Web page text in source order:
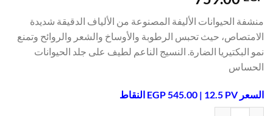
منشفة الحيوانات الأليفة المصنوعة من الألياف الدقيقة شديدة
الامتصاص، حيث تحبس الرطوبة والأوساخ والشعر والروائح وتمنع
نمو البكتيريا الضارة. النسيج الناعم لطيف على جلد الحيوانات
الحساس
السعر EGP 545.00 | 12.5 PV النقاط